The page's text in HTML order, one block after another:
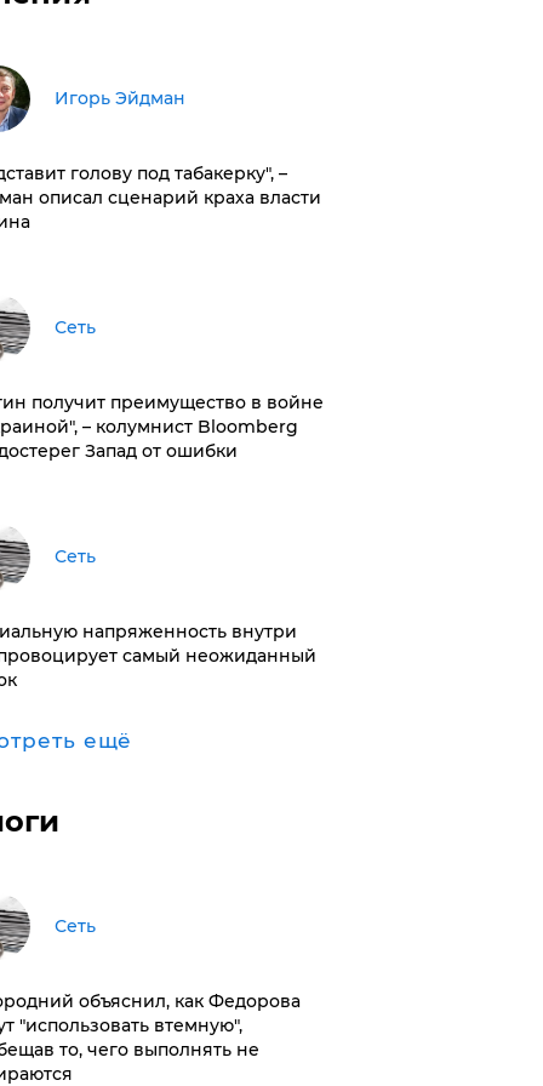
Игорь Эйдман
голову под табакерку", –
описал сценарий краха власти
Сеть
получит преимущество в войне
– колумнист Bloomberg
Запад от ошибки
Сеть
напряженность внутри
самый неожиданный
ещё
Сеть
объяснил, как Федорова
"использовать втемную",
то, чего выполнять не